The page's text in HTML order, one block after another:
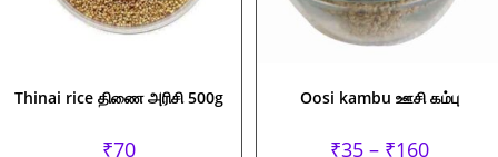
Thinai rice திணை அரிசி 500g
₹70
Oosi kambu ஊசி கம்பு
₹35 – ₹160Price